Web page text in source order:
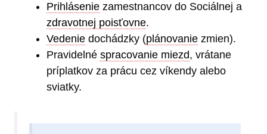
Prihlásenie zamestnancov do Sociálnej a
zdravotnej poisťovne.
Vedenie dochádzky (plánovanie zmien).
Pravidelné spracovanie miezd, vrátane
príplatkov za prácu cez víkendy alebo
sviatky.